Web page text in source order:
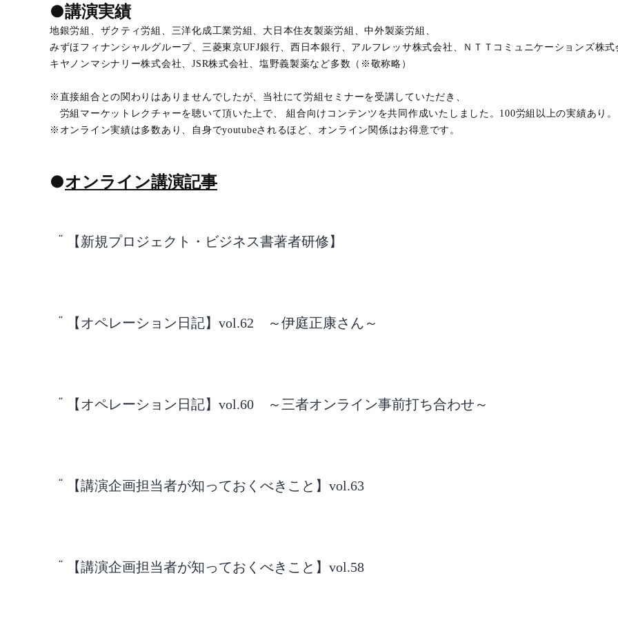
●講演実績
地銀労組、ザクティ労組、三洋化成工業労組、大日本住友製薬労組、中外製薬労組、
みずほフィナンシャルグループ、三菱東京UFJ銀行、西日本銀行、アルフレッサ株式会社、ＮＴＴコミュニケーションズ株式
キヤノンマシナリー株式会社、JSR株式会社、塩野義製薬など多数（※敬称略）
※直接組合との関わりはありませんでしたが、当社にて労組セミナーを受講していただき、
労組マーケットレクチャーを聴いて頂いた上で、 組合向けコンテンツを共同作成いたしました。100労組以上の実績あり。
※オンライン実績は多数あり、自身でyoutubeされるほど、オンライン関係はお得意です。
●オンライン講演記事
【新規プロジェクト・ビジネス書著者研修】
【オペレーション日記】vol.62 ～伊庭正康さん～
【オペレーション日記】vol.60 ～三者オンライン事前打ち合わせ～
【講演企画担当者が知っておくべきこと】vol.63
【講演企画担当者が知っておくべきこと】vol.58